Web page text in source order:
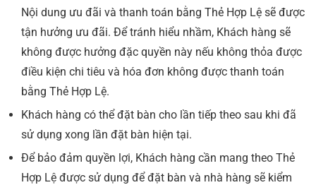
Nội dung ưu đãi và thanh toán bằng Thẻ Hợp Lệ sẽ được
tận hưởng ưu đãi. Để tránh hiểu nhầm, Khách hàng sẽ
không được hưởng đặc quyền này nếu không thỏa được
điều kiện chi tiêu và hóa đơn không được thanh toán
bằng Thẻ Hợp Lệ.
Khách hàng có thể đặt bàn cho lần tiếp theo sau khi đã
sử dụng xong lần đặt bàn hiện tại.
Để bảo đảm quyền lợi, Khách hàng cần mang theo Thẻ
Hợp Lệ được sử dụng để đặt bàn và nhà hàng sẽ kiểm